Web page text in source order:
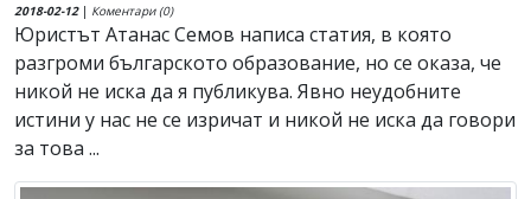
2018-02-12| Коментари (0)
Юристът Атанас Семов написа статия, в която
разгроми българското образование, но се оказа, че
никой не иска да я публикува. Явно неудобните
истини у нас не се изричат и никой не иска да говори
за това ...